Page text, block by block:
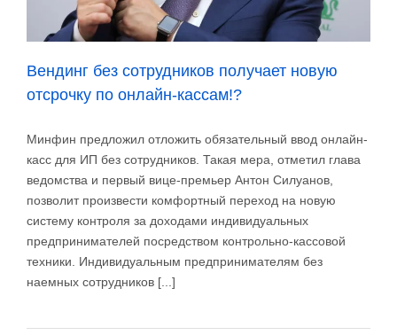
Вендинг без сотрудников получает новую
отсрочку по онлайн-кассам!?
Минфин предложил отложить обязательный ввод онлайн-
касс для ИП без сотрудников. Такая мера, отметил глава
ведомства и первый вице-премьер Антон Силуанов,
позволит произвести комфортный переход на новую
систему контроля за доходами индивидуальных
предпринимателей посредством контрольно-кассовой
техники. Индивидуальным предпринимателям без
наемных сотрудников [...]